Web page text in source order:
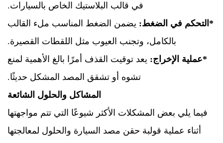
في قالب البلاستيك الخاص بالسيارات.
*التحكم في الضغط: يضمن الضغط المناسب ملء القالب
بالكامل، وتجنب العيوب مثل اللقطات القصيرة.
*عملية الإخراج: يعد توقيت القذف أمرًا بالغ الأهمية لمنع
تشوه أو تشقق المصد المشكل حديثًا.
المشاكل والحلول الشائعة
فيما يلي بعض المشكلات الأكثر شيوعًا التي تتم مواجهتها
أثناء عملية قولبة حقن مصد السيارة والحلول لمعالجتها